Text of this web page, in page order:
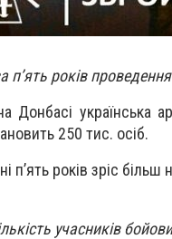
п’ять років
Донбасі українська
250 тис. осіб.
п’ять років зріс
учасників